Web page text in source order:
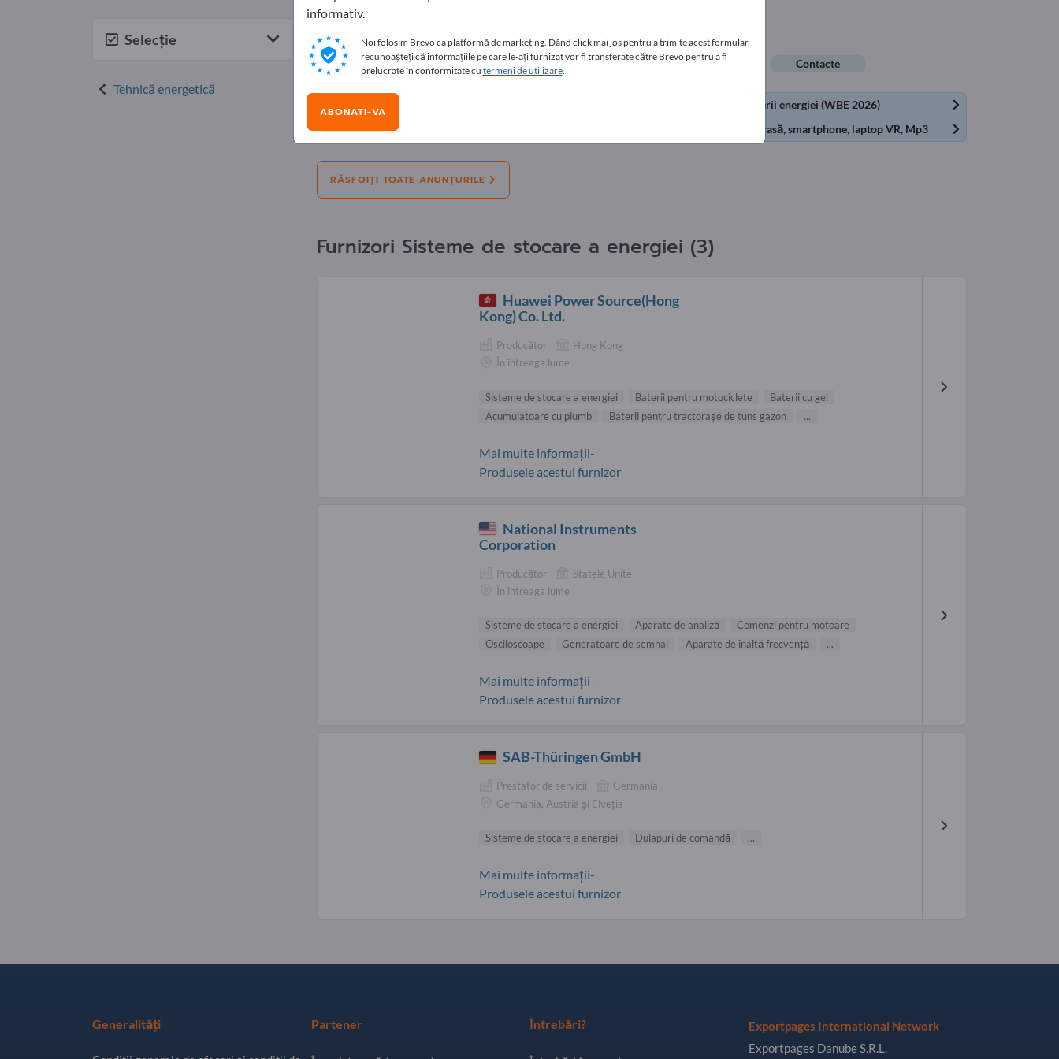
Selecție
Tehnică energetică
Anunțurile
Selecție: Oferte Avem nevoie Folosite Oferte de muncă Contacte
A 11-a expoziție mondială a industriei bateriilor și stocării energiei (WBE 2026)
Oferte
Stație de alimentare portabilă solară în aer liber pentru casă, smartphone, laptop VR, Mp3
RĂSFOIȚI TOATE ANUNȚURILE
Furnizori Sisteme de stocare a energiei (3)
Huawei Power Source(Hong
Kong) Co. Ltd.
Producător
Hong Kong
În întreaga lume
Sisteme de stocare a energiei Baterii pentru motociclete
Baterii cu gel
Acumulatoare cu plumb
Baterii pentru tractoraşe de tuns gazon ...
Mai multe informații-
Produsele acestui furnizor
National Instruments
Corporation
Producător
Statele Unite
În întreaga lume
Sisteme de stocare a energiei Aparate de analiză
Comenzi pentru motoare
Osciloscoape
Generatoare de semnal Aparate de înaltă frecvență ...
Mai multe informații-
Produsele acestui furnizor
SAB-Thüringen GmbH
Prestator de servicii
Germania
Germania, Austria și Elveția
Sisteme de stocare a energiei Dulapuri de comandă ...
Mai multe informații-
Produsele acestui furnizor
Generalități Partener Întrebări?
Exportpages International Network
Exportpages Danube S.R.L.
informativ.
Noi folosim Brevo ca platformă de marketing. Dând click mai jos pentru a trimite acest formular,
recunoașteți că informațiile pe care le-ați furnizat vor fi transferate către Brevo pentru a fi
prelucrate în conformitate cu termeni de utilizare.
ABONATI-VA